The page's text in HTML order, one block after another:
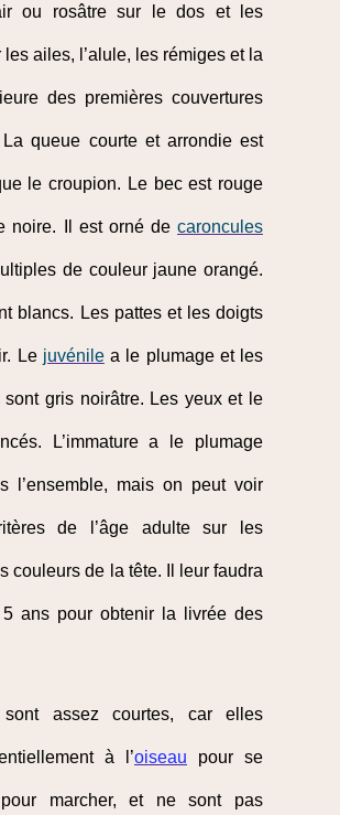
ou rosâtre sur le dos et les
ailes, l’alule, les rémiges et la
des premières couvertures
queue courte et arrondie est
le croupion. Le bec est rouge
noire. Il est orné de caroncules
de couleur jaune orangé.
blancs. Les pattes et les doigts
Le juvénilea le plumage et les
sont gris noirâtre. Les yeux et le
L’immature a le plumage
l’ensemble, mais on peut voir
de l’âge adulte sur les
couleurs de la tête. Il leur faudra
ans pour obtenir la livrée des
sont assez courtes, car elles
à l’oiseau pour se
marcher, et ne sont pas